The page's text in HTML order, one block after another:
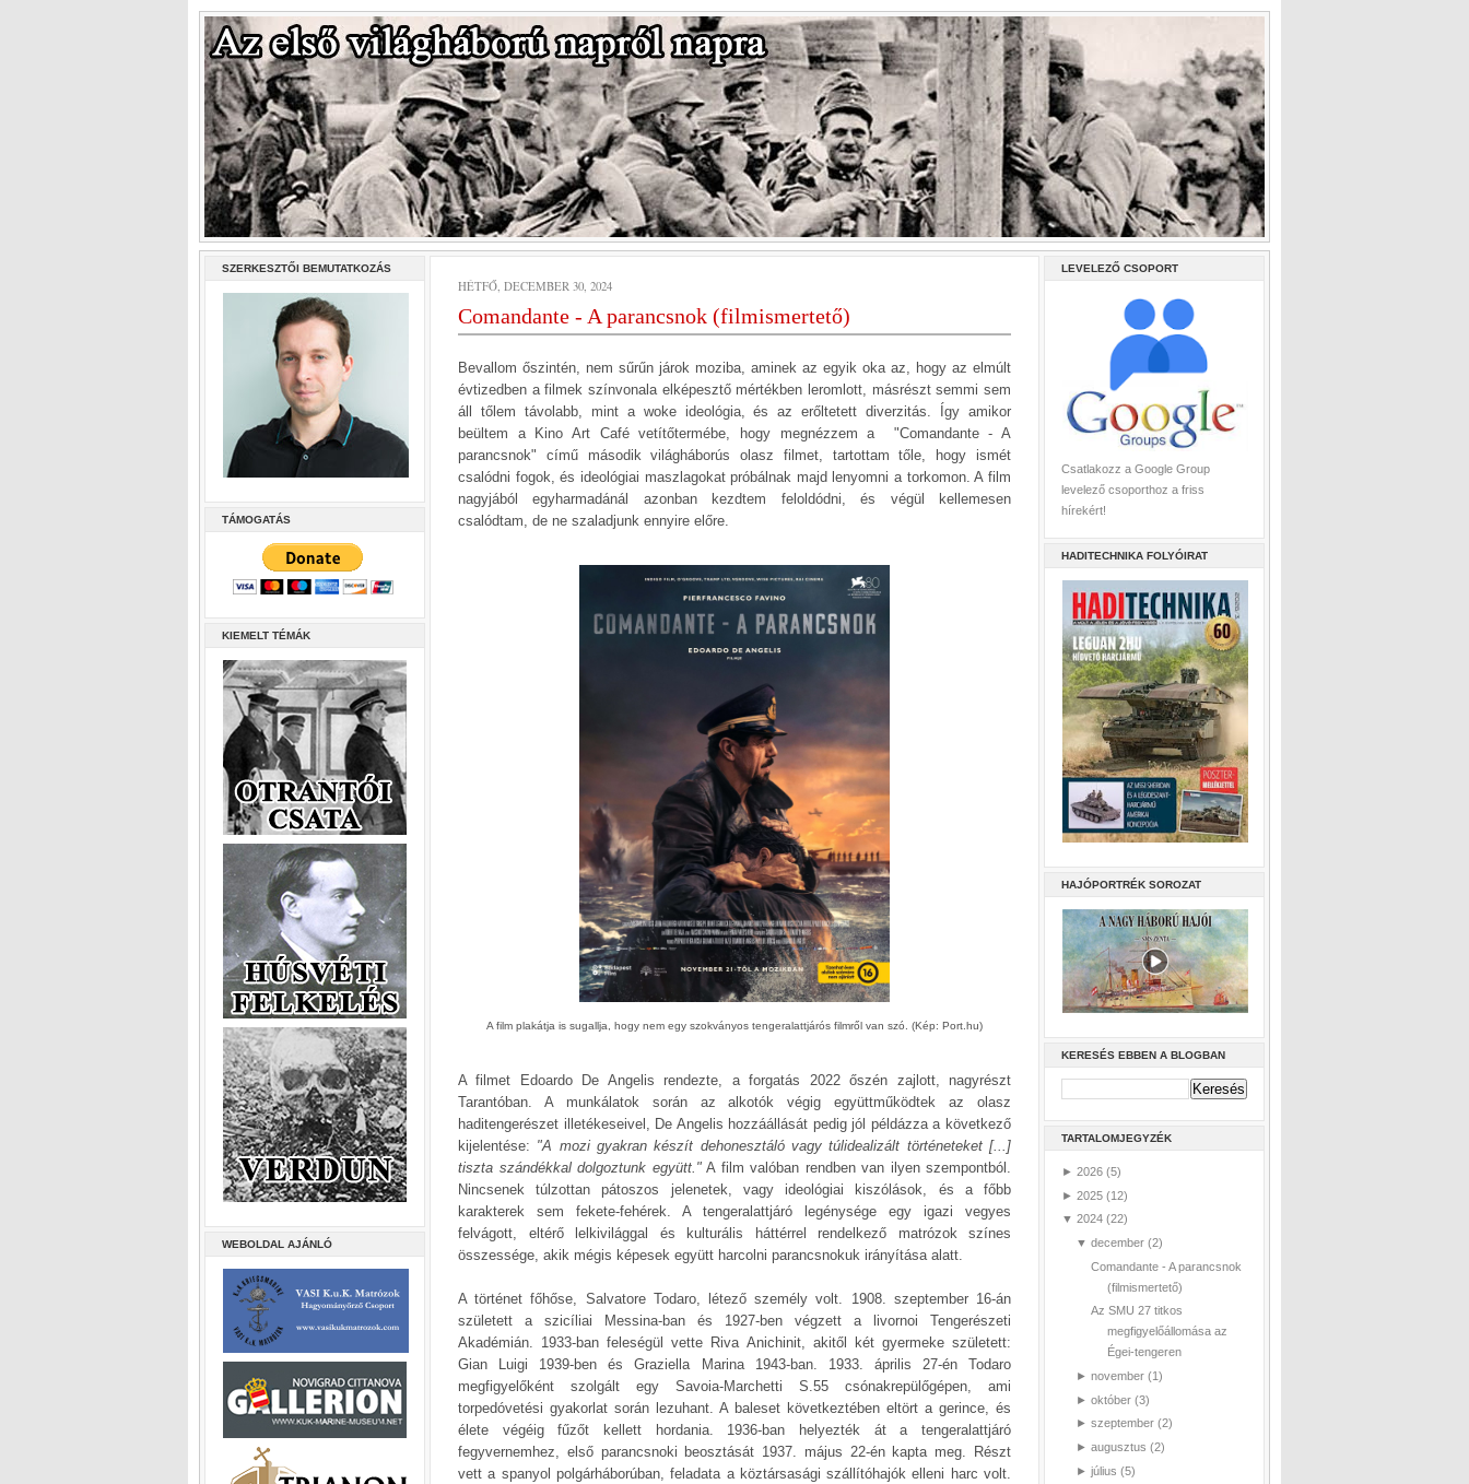
SZERKESZTŐI BEMUTATKOZÁS
TÁMOGATÁS
KIEMELT TÉMÁK
WEBOLDAL AJÁNLÓ
HÉTFŐ, DECEMBER 30, 2024
Comandante - A parancsnok (filmismertető)
Bevallom őszintén, nem sűrűn járok moziba, aminek az egyik oka az, hogy az elmúlt
évtizedben a filmek színvonala elképesztő mértékben leromlott, másrészt semmi sem
áll tőlem távolabb, mint a woke ideológia, és az erőltetett diverzitás. Így amikor
beültem a Kino Art Café vetítőtermébe, hogy megnézzem a "Comandante - A
parancsnok" című második világháborús olasz filmet, tartottam tőle, hogy ismét
csalódni fogok, és ideológiai maszlagokat próbálnak majd lenyomni a torkomon. A film
nagyjából egyharmadánál azonban kezdtem feloldódni, és végül kellemesen
csalódtam, de ne szaladjunk ennyire előre.
A film plakátja is sugallja, hogy nem egy szokványos tengeralattjárós filmről van szó. (Kép: Port.hu)
A filmet Edoardo De Angelis rendezte, a forgatás 2022 őszén zajlott, nagyrészt
Tarantóban. A munkálatok során az alkotók végig együttműködtek az olasz
haditengerészet illetékeseivel, De Angelis hozzáállását pedig jól példázza a következő
kijelentése: "A mozi gyakran készít dehonesztáló vagy túlidealizált történeteket [...]
tiszta szándékkal dolgoztunk együtt."A film valóban rendben van ilyen szempontból.
Nincsenek túlzottan pátoszos jelenetek, vagy ideológiai kiszólások, és a főbb
karakterek sem fekete-fehérek. A tengeralattjáró legénysége egy igazi vegyes
felvágott, eltérő lelkivilággal és kulturális háttérrel rendelkező matrózok színes
összessége, akik mégis képesek együtt harcolni parancsnokuk irányítása alatt.
A történet főhőse, Salvatore Todaro, létező személy volt. 1908. szeptember 16-án
született a szicíliai Messina-ban és 1927-ben végzett a livornoi Tengerészeti
Akadémián. 1933-ban feleségül vette Riva Anichinit, akitől két gyermeke született:
Gian Luigi 1939-ben és Graziella Marina 1943-ban. 1933. április 27-én Todaro
megfigyelőként szolgált egy Savoia-Marchetti S.55 csónakrepülőgépen, ami
torpedóvetési gyakorlat során lezuhant. A baleset következtében eltört a gerince, és
élete végéig fűzőt kellett hordania. 1936-ban helyezték át a tengeralattjáró
fegyvernemhez, első parancsnoki beosztását 1937. május 22-én kapta meg. Részt
vett a spanyol polgárháborúban, feladata a köztársasági szállítóhajók elleni harc volt.
LEVELEZŐ CSOPORT
Csatlakozz a Google Group
levelező csoporthoz a friss
hírekért!
HADITECHNIKA FOLYÓIRAT
HAJÓPORTRÉK SOROZAT
KERESÉS EBBEN A BLOGBAN
TARTALOMJEGYZÉK
► 2026 (5)
► 2025 (12)
▼ 2024 (22)
▼ december (2)
Comandante - A parancsnok
(filmismertető)
Az SMU 27 titkos
megfigyelőállomása az
Égei-tengeren
► november (1)
► október (3)
► szeptember (2)
► augusztus (2)
► július (5)